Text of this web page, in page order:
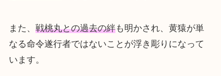
また、 戦桃丸との過去の絆も明かされ、黄猿が単
なる命令遂行者ではないことが浮き彫りになって
います。